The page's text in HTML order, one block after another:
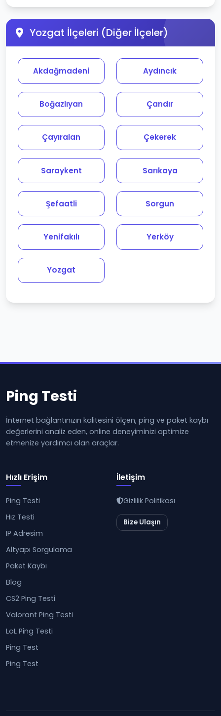
Yozgat İlçeleri (Diğer İlçeler)
Akdağmadeni Aydıncık
Boğazlıyan Çandır
Çayıralan Çekerek
Saraykent Sarıkaya
Şefaatli Sorgun
Yenifakılı Yerköy
Yozgat
Ping Testi
İnternet bağlantınızın kalitesini ölçen, ping ve paket kaybı
değerlerini analiz eden, online deneyiminizi optimize
etmenize yardımcı olan araçlar.
Hızlı Erişim
Ping Testi
Hız Testi
IP Adresim
Altyapı Sorgulama
Paket Kaybı
Blog
CS2 Ping Testi
Valorant Ping Testi
LoL Ping Testi
Ping Test
Ping Test
İletişim
Gizlilik Politikası
Bize Ulaşın